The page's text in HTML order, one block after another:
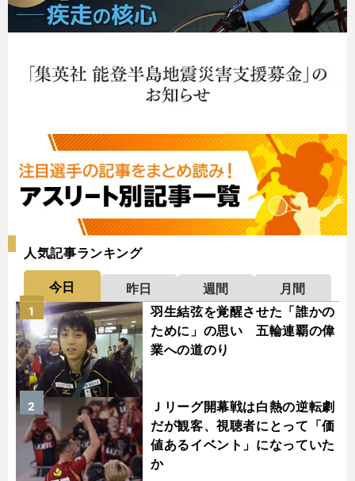
人気記事ランキング
今日 昨日 週間
月間
羽生結弦を覚醒させた「誰かの
ために」の思い 五輪連覇の偉
業への道のり
1
Ｊリーグ開幕戦は白熱の逆転劇
だが観客、視聴者にとって「価
値あるイベント」になっていた
か
2